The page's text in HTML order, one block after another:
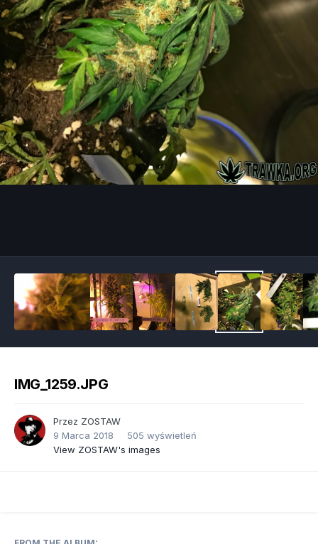
IMG_1259.JPG
Przez ZOSTAW
9 Marca 2018
505 wyświetleń
View ZOSTAW's images